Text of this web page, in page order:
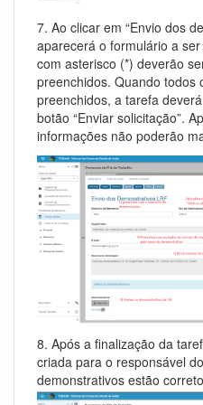
7. Ao clicar em “Envio dos
aparecerá o formulário a
com asterisco (*) deverão
preenchidos. Quando todos
preenchidos, a tarefa
botão “Enviar solicitação”.
informações não poderão
8. Após a finalização da
criada para o responsável
demonstrativos estão